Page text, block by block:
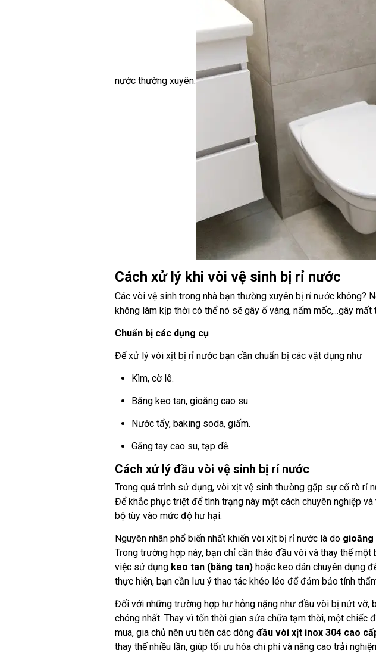
nước thường xuyên.
Cách xử lý khi vòi vệ sinh bị rỉ nước
Các vòi vệ sinh trong nhà bạn thường xuyên bị rỉ nước không?
không làm kịp thời có thể nó sẽ gây ố vàng, nấm mốc,...gây
Chuẩn bị các dụng cụ
Để xử lý vòi xịt bị rỉ nước bạn cần chuẩn bị các vật dụng như
Kìm, cờ lê.
Băng keo tan, gioăng cao su.
Nước tẩy, baking soda, giấm.
Găng tay cao su, tạp dề.
Cách xử lý đầu vòi vệ sinh bị rỉ nước
Trong quá trình sử dụng, vòi xịt vệ sinh thường gặp sự cố rò rỉ
Để khắc phục triệt để tình trạng này một cách chuyên nghiệp
bộ tùy vào mức độ hư hại.
Nguyên nhân phổ biến nhất khiến vòi xịt bị rỉ nước là do gioăng
Trong trường hợp này, bạn chỉ cần tháo đầu vòi và thay thế
việc sử dụng keo tan (băng tan)hoặc keo dán chuyên dụng
thực hiện, bạn cần lưu ý thao tác khéo léo để đảm bảo tính
Đối với những trường hợp hư hỏng nặng như đầu vòi bị nứt vỡ,
chóng nhất. Thay vì tốn thời gian sửa chữa tạm thời, một chiếc
mua, gia chủ nên ưu tiên các dòng đầu vòi xịt inox 304 cao
thay thế nhiều lần, giúp tối ưu hóa chi phí và nâng cao trải